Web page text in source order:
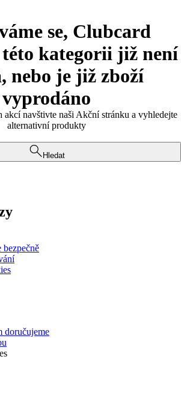
se, Clubcard
kategorii již není
nebo je již zboží
vyprodáno
akcí navštivte naši Akční stránku a vyhledejte
alternativní produkty
Hledat
doručujeme